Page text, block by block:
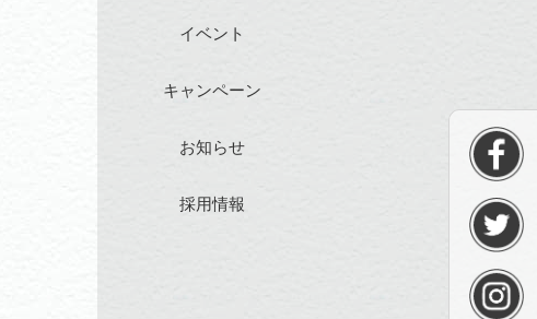
イベント
キャンペーン
お知らせ
採用情報